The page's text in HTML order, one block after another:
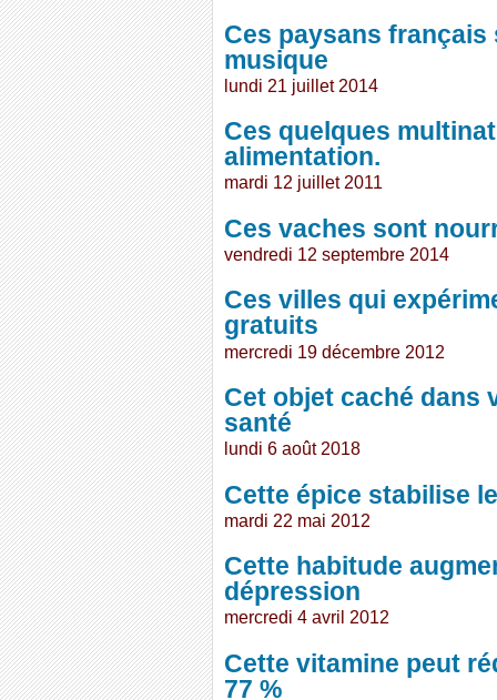
Ces paysans
musique
lundi 21 juillet 2014
Ces quelques
alimentation.
mardi 12 juillet 2011
Ces vaches sont
vendredi 12 septembre 2014
Ces villes qui
gratuits
mercredi 19 décembre 2012
Cet objet caché dans
santé
lundi 6 août 2018
Cette épice stabilise
mardi 22 mai 2012
Cette habitude
dépression
mercredi 4 avril 2012
Cette vitamine peut
77 %